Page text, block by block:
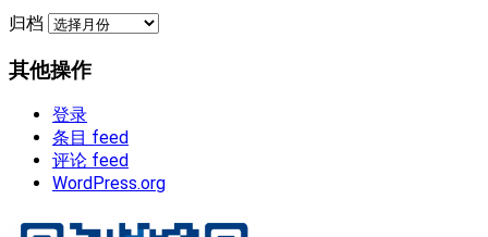
归档
其他操作
登录
条目 feed
评论 feed
WordPress.org